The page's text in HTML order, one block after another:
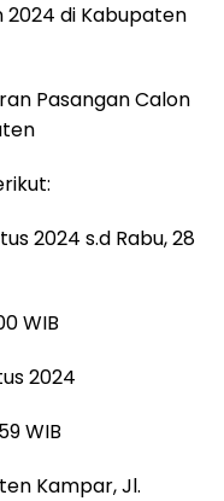
2024 di Kabupaten
Pasangan Calon
2024 s.d Rabu, 28
WIB
2024
WIB
Kampar, Jl.